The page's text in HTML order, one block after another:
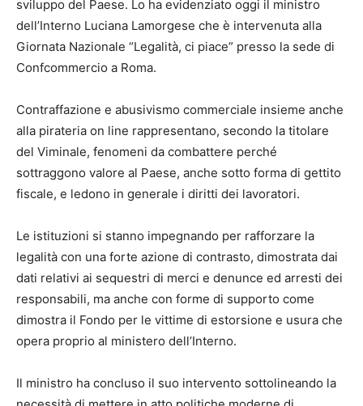
sviluppo del Paese. Lo ha evidenziato oggi il ministro
dell’Interno Luciana Lamorgese che è intervenuta alla
Giornata Nazionale “Legalità, ci piace” presso la sede di
Confcommercio a Roma.
Contraffazione e abusivismo commerciale insieme anche
alla pirateria on line rappresentano, secondo la titolare
del Viminale, fenomeni da combattere perché
sottraggono valore al Paese, anche sotto forma di gettito
fiscale, e ledono in generale i diritti dei lavoratori.
Le istituzioni si stanno impegnando per rafforzare la
legalità con una forte azione di contrasto, dimostrata dai
dati relativi ai sequestri di merci e denunce ed arresti dei
responsabili, ma anche con forme di supporto come
dimostra il Fondo per le vittime di estorsione e usura che
opera proprio al ministero dell’Interno.
Il ministro ha concluso il suo intervento sottolineando la